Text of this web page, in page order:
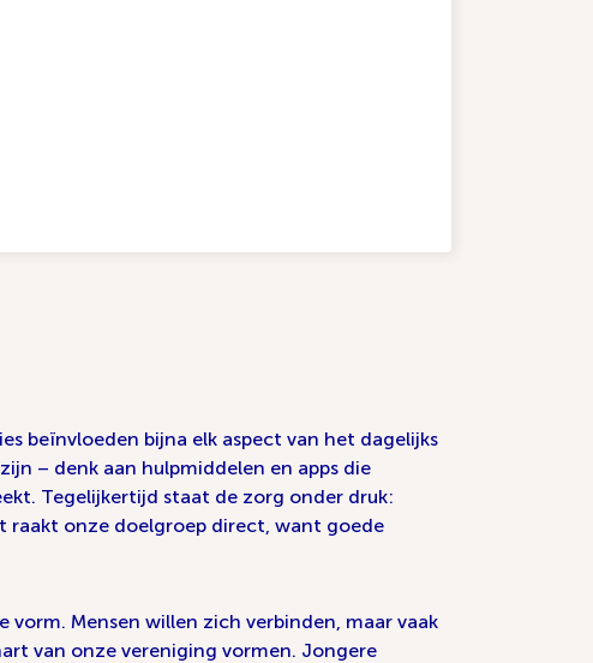
beïnvloeden bijna elk aspect van het dagelijks
– denk aan hulpmiddelen en apps die
Tegelijkertijd staat de zorg onder druk:
raakt onze doelgroep direct, want goede
Mensen willen zich verbinden, maar vaak
van onze vereniging vormen. Jongere